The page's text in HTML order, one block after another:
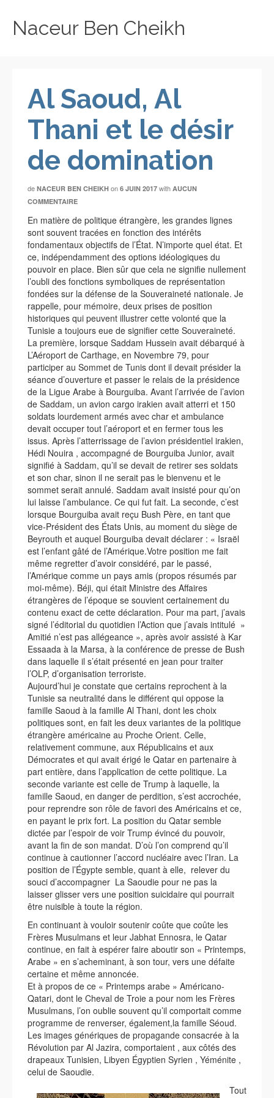
Naceur Ben Cheikh
Al Saoud, Al
Thani et le désir
de domination
de NACEUR BEN CHEIKH on 6 JUIN 2017 with AUCUN
COMMENTAIRE
En matière de politique étrangère, les grandes lignes
sont souvent tracées en fonction des intérêts
fondamentaux objectifs de l’État. N’importe quel état. Et
ce, indépendamment des options idéologiques du
pouvoir en place. Bien sûr que cela ne signifie nullement
l’oubli des fonctions symboliques de représentation
fondées sur la défense de la Souveraineté nationale. Je
rappelle, pour mémoire, deux prises de position
historiques qui peuvent illustrer cette volonté que la
Tunisie a toujours eue de signifier cette Souveraineté.
La première, lorsque Saddam Hussein avait débarqué à
L’Aéroport de Carthage, en Novembre 79, pour
participer au Sommet de Tunis dont il devait présider la
séance d’ouverture et passer le relais de la présidence
de la Ligue Arabe à Bourguiba. Avant l’arrivée de l’avion
de Saddam, un avion cargo irakien avait atterri et 150
soldats lourdement armés avec char et ambulance
devait occuper tout l’aéroport et en fermer tous les
issus. Après l’atterrissage de l’avion présidentiel irakien,
Hédi Nouira , accompagné de Bourguiba Junior, avait
signifié à Saddam, qu’il se devait de retirer ses soldats
et son char, sinon il ne serait pas le bienvenu et le
sommet serait annulé. Saddam avait insisté pour qu’on
lui laisse l’ambulance. Ce qui fut fait. La seconde, c’est
lorsque Bourguiba avait reçu Bush Père, en tant que
vice-Président des États Unis, au moment du siège de
Beyrouth et auquel Bourguiba devait déclarer : « Israël
est l’enfant gâté de l’Amérique.Votre position me fait
même regretter d’avoir considéré, par le passé,
l’Amérique comme un pays amis (propos résumés par
moi-même). Béji, qui était Ministre des Affaires
étrangères de l’époque se souvient certainement du
contenu exact de cette déclaration. Pour ma part, j’avais
signé l’éditorial du quotidien l’Action que j’avais intitulé »
Amitié n’est pas allégeance », après avoir assisté à Kar
Essaada à la Marsa, à la conférence de presse de Bush
dans laquelle il s’était présenté en jean pour traiter
l’OLP, d’organisation terroriste.
Aujourd’hui je constate que certains reprochent à la
Tunisie sa neutralité dans le différent qui oppose la
famille Saoud à la famille Al Thani, dont les choix
politiques sont, en fait les deux variantes de la politique
étrangère américaine au Proche Orient. Celle,
relativement commune, aux Républicains et aux
Démocrates et qui avait érigé le Qatar en partenaire à
part entière, dans l’application de cette politique. La
seconde variante est celle de Trump à laquelle, la
famille Saoud, en danger de perdition, s’est accrochée,
pour reprendre son rôle de favori des Américains et ce,
en payant le prix fort. La position du Qatar semble
dictée par l’espoir de voir Trump évincé du pouvoir,
avant la fin de son mandat. D’où l’on comprend qu’il
continue à cautionner l’accord nucléaire avec l’Iran. La
position de l’Égypte semble, quant à elle, relever du
souci d’accompagner La Saoudie pour ne pas la
laisser glisser vers une position suicidaire qui pourrait
être nuisible à toute la région.
En continuant à vouloir soutenir coûte que coûte les
Frères Musulmans et leur Jabhat Ennosra, le Qatar
continue, en fait à espérer faire aboutir son « Printemps,
Arabe » en s’acheminant, à son tour, vers une défaite
certaine et même annoncée.
Et à propos de ce « Printemps arabe » Américano-
Qatari, dont le Cheval de Troie a pour nom les Frères
Musulmans, l’on oublie souvent qu’il comportait comme
programme de renverser, également,la famille Séoud.
Les images génériques de propagande consacrée à la
Révolution par Al Jazira, comportaient , aux côtés des
drapeaux Tunisien, Libyen Égyptien Syrien , Yéménite ,
celui de Saoudie.
Tout